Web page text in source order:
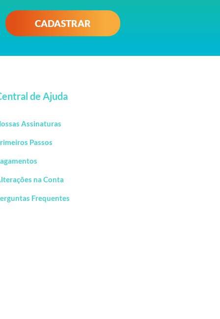
CADASTRAR
de Ajuda
Assinaturas
Passos
na Conta
Frequentes